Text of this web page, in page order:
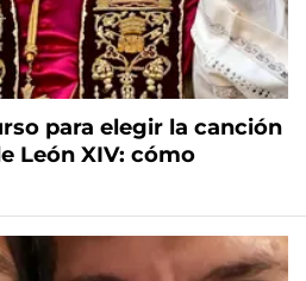
para elegir la canción
León XIV: cómo